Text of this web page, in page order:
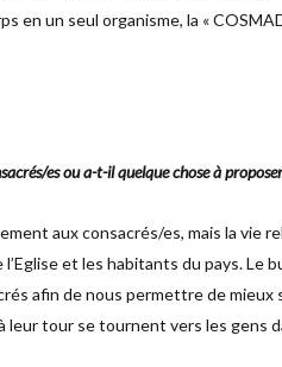
en un seul organisme, la «
es ou a-t-il quelque chose à
aux consacrés/es, mais la vie
et les habitants du pays. Le
afin de nous permettre de mieux
leur tour se tournent vers les gens